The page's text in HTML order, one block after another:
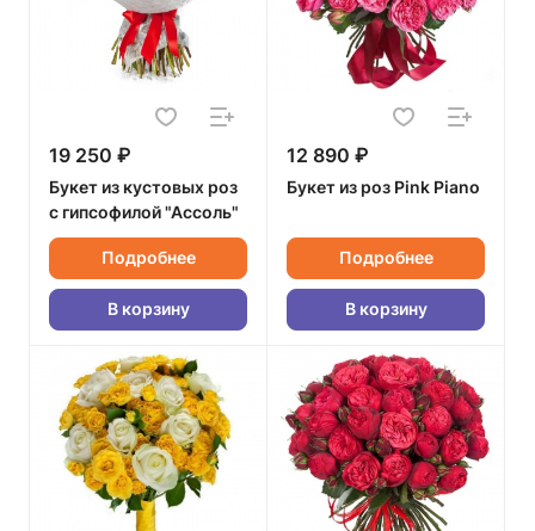
19 250 ₽
Букет из кустовых роз
с гипсофилой "Ассоль"
Подробнее
В корзину
12 890 ₽
Букет из роз Pink Piano
Подробнее
В корзину